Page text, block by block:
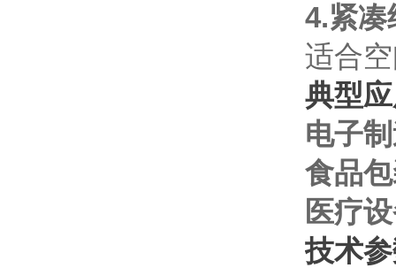
4.紧凑
适合
典型
电子
食品
医疗
技术